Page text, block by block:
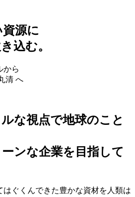
源に
込む。
から
清 へ
な視点で地球のこと
ンな企業を目指して
ぐくんできた豊かな資材を人類は